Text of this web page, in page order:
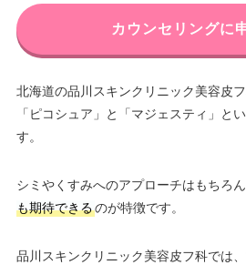
カウンセリングに
北海道の品川スキンクリニック美容皮
「ピコシュア」と「マジェスティ」と
す。
シミやくすみへのアプローチはもちろん
も期待できるのが特徴です。
品川スキンクリニック美容皮フ科では